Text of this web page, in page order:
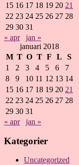
15 16 17 18 19 20 21
22 23 24 25 26 27 28
29 30 31
« apr
jan »
januari 2018
M T O T F L
S
1
2 3 4 5 6
7
8
9 10 11 12 13 14
15 16 17 18 19 20 21
22 23 24 25 26 27 28
29 30 31
« apr
jan »
Kategorier
Uncategorized